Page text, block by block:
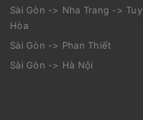
Sài Gòn -> Nha Trang -> Tuy
Hòa
Sài Gòn -> Phan Thiết
Sài Gòn -> Hà Nội